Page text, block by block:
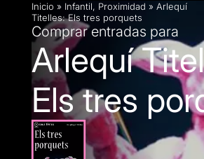
Inicio » Infantil, Proximidad » Arlequí
Titelles: Els tres porquets
Comprar entradas para
Arlequí
Els tres